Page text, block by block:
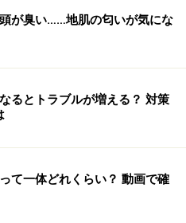
ように手肌を柔らかく整え
湯で軽く手をほぐしたらま
顔のスキンケアでも化粧水
ふっくら柔らかくなります
にしてあげましょう。
ぷり塗り、ビニール手袋を
はずすとふっくら潤ってい
ドクリームをたっぷりと塗
が臭い……地肌の匂いが気にな
るとトラブルが増える？ 対策
て一体どれくらい？ 動画で確